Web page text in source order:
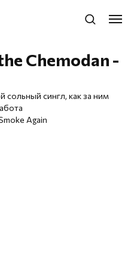
Chemodan -
сольный сингл, как за ним
Again